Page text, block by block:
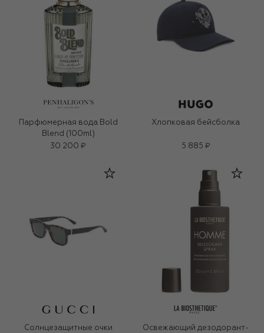
Парфюмерная вода Bold
Blend (100ml)
30 200 ₽
Хлопковая бейсболка
5 885 ₽
Солнцезащитные очки
Освежающий дезодорант-